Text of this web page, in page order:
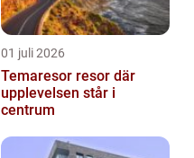
01 juli 2026
Temaresor resor där
upplevelsen står i
centrum